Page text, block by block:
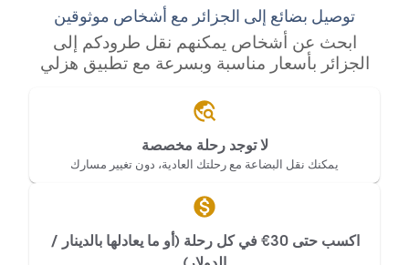
توصيل بضائع إلى الجزائر مع أشخاص موثوقين
ابحث عن أشخاص يمكنهم نقل طرودكم إلى
الجزائر بأسعار مناسبة وبسرعة مع تطبيق هزلي
لا توجد رحلة مخصصة
يمكنك نقل البضاعة مع رحلتك العادية، دون تغيير مسارك
اكسب حتى 30€ في كل رحلة (أو ما يعادلها بالدينار /